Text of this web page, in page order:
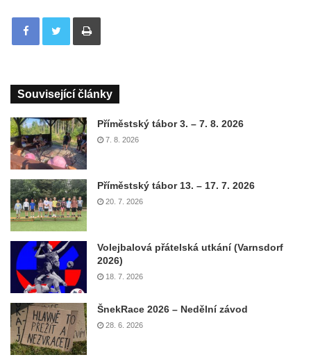
Tisknout
Související články
Příměstský tábor 3. – 7. 8. 2026
7. 8. 2026
Příměstský tábor 13. – 17. 7. 2026
20. 7. 2026
Volejbalová přátelská utkání (Varnsdorf
2026)
18. 7. 2026
ŠnekRace 2026 – Nedělní závod
28. 6. 2026